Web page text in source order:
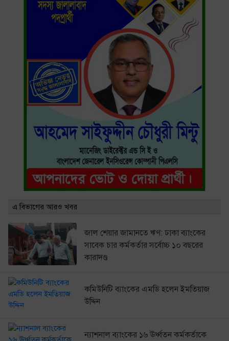
এ বিভাগের আরও খবর
জাল শেয়ার জামানতে ঋণ: ঢাকা ব্যাংকের
সাবেক চার কর্মকর্তার সর্বোচ্চ ১০ বছরের
কারাদণ্ড
কমিউনিটি ব্যাংকের এমডি হলেন ইমতিয়াজ
উদ্দিন
ন্যাশনাল ব্যাংকের ১৬ ঊর্ধ্বতন কর্মকর্তাকে